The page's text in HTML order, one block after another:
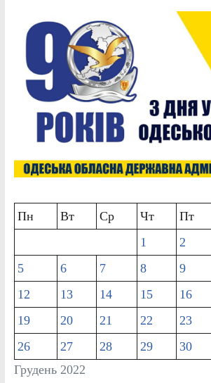
Грудень 2022
Пн Вт Ср Чт Пт
1
2
5
6 7 8 9
12
13 14 15 16
19
20 21 22 23
26
27 28 29 30